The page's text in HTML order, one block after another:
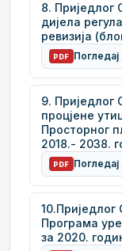
8. Приједлог
дијела
ревизија
PDF
9. Приједлог
процјене
Просторног
2018.- 2038.
PDF
Програма
за 2020.